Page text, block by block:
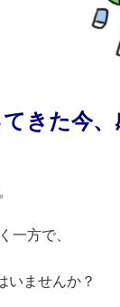
きた今
一方で、
いませんか？